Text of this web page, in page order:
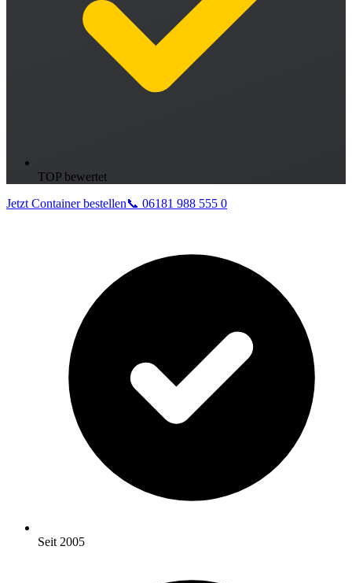
TOP bewertet
Jetzt Container bestellen📞 06181 988 555 0
Seit 2005